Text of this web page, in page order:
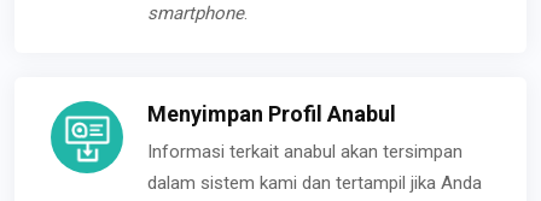
smartphone.
Menyimpan Profil Anabul
Informasi terkait anabul akan tersimpan
dalam sistem kami dan tertampil jika Anda